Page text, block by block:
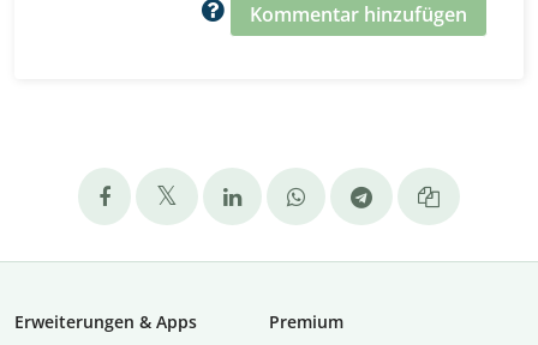
Kommentar hinzufügen
Erweiterungen & Apps
Premium